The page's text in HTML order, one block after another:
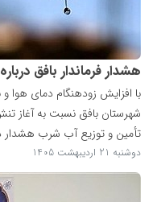
هشدار فرماندار بافق
با افزایش زودهنگام دمای
شهرستان بافق نسبت به آغاز
تأمین و توزیع آب شرب هشدار
دوشنبه 21 اردیبهشت 1405